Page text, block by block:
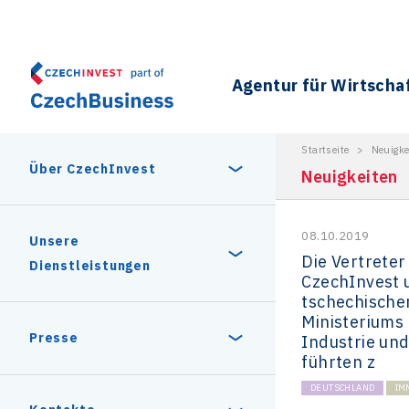
Agentur für
Über CzechInvest
Über uns
Geschichte
Unsere
Dienstleistungen
Gründe zu investieren
Unternehmen in der
Presse
Startseite >
Neuigkeiten
08.10.2019
Die Vertreter
CzechInvest
Ministeriums
Industrie
führten z
DEUTSCHLAND